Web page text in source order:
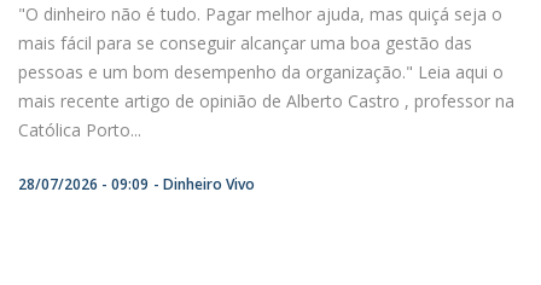
"O dinheiro não é tudo. Pagar melhor ajuda, mas quiçá seja o
mais fácil para se conseguir alcançar uma boa gestão das
pessoas e um bom desempenho da organização." Leia aqui o
mais recente artigo de opinião de Alberto Castro , professor na
Católica Porto...
28/07/2026 - 09:09 Dinheiro Vivo